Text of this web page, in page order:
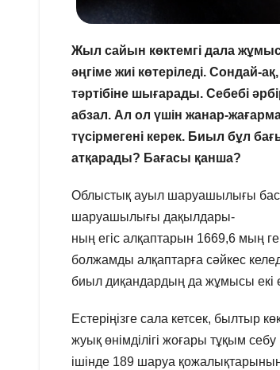
Жыл сайын көктемгі дала
әңгіме жиі көтеріледі. Сондай-ақ,
тәртібіне шығарады. Себебі
абзал. Ал ол үшін жанар-
түсірмегені керек. Биыл бұл
атқарады? Бағасы қанша?
Облыстық ауыл шаруашылығы
шаруашылығы дақылдары-
ның егіс алқаптарын 1669,6 мың
болжамды алқаптарға сәйкес
биыл диқандардың да жұмысы екі
Естеріңізге сала кетсек, былтыр
жуық өнімділігі жоғары тұқым
ішінде 189 шаруа